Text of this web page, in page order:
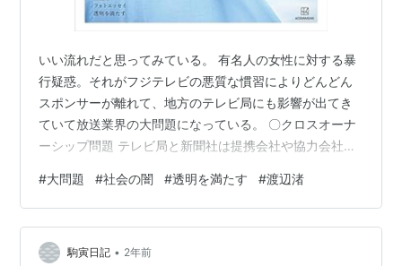
いい流れだと思ってみている。 有名人の女性に対する暴
行疑惑。それがフジテレビの悪質な慣習によりどんどん
スポンサーが離れて、地方のテレビ局にも影響が出てき
ていて放送業界の大問題になっている。 〇クロスオーナ
ーシップ問題 テレビ局と新聞社は提携会社や協力会社と
が強くなっています。その関係性のことをクロスオーナ
ーシップと呼びます。これが大問題でして利害関係が成
り立つから親会社から圧力がかかれば不都合なことは新
聞やラジオで言えない（書けない）んですね。そこに透
#大問題 #社会の闇 #透明を満たす #渡辺渚
駒寅日記 • 2年前